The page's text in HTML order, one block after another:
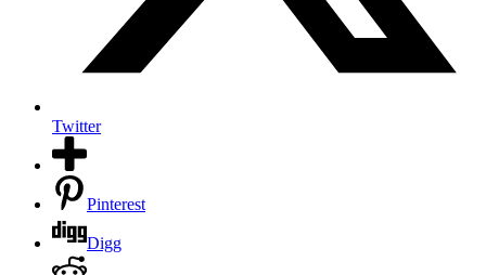
Twitter
Pinterest
Digg